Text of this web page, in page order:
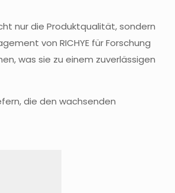
nur die Produktqualität, sondern
von RICHYE für Forschung
was sie zu einem zuverlässigen
die den wachsenden